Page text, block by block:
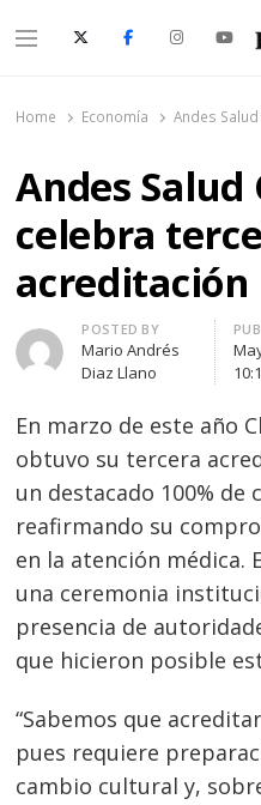
Menu
Home Economía Andes
Andes Salud
celebra
acreditación
Author
POSTED BY
Mario Andrés
Diaz Llano
En marzo de este año
obtuvo su tercera
un destacado 100% de
reafirmando su
en la atención médica.
una ceremonia
presencia de
que hicieron posible
“Sabemos que
pues requiere
cambio cultural y,